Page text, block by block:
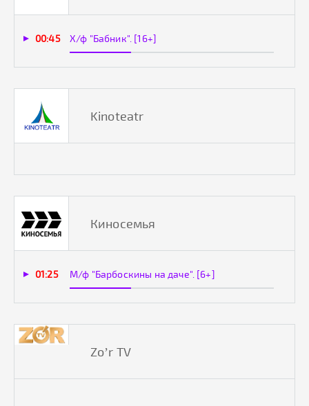
00:45 Х/ф "Бабник". [16+]
Kinoteatr
Киносемья
01:25 М/ф "Барбоскины на даче". [6+]
Zo’r TV